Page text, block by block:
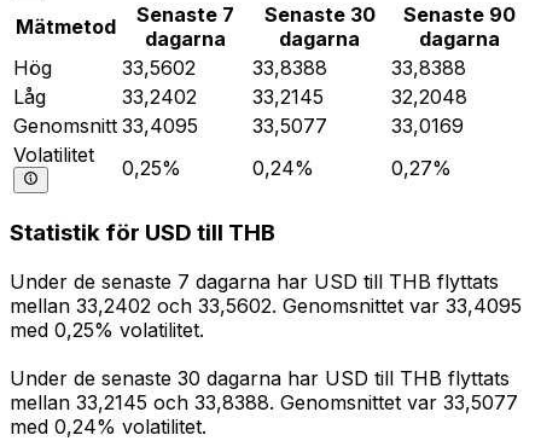
Mätmetod
Senaste 7
dagarna
Senaste 30
dagarna
Senaste 90
dagarna
Hög
33,5602 33,8388
33,8388
Låg
33,2402 33,2145
32,2048
Genomsnitt 33,4095 33,5077
33,0169
Volatilitet
0,25% 0,24% 0,27%
Statistik för USD till THB
Under de senaste 7 dagarna har USD till THB flyttats
mellan 33,2402 och 33,5602. Genomsnittet var 33,4095
med 0,25% volatilitet.
Under de senaste 30 dagarna har USD till THB flyttats
mellan 33,2145 och 33,8388. Genomsnittet var 33,5077
med 0,24% volatilitet.